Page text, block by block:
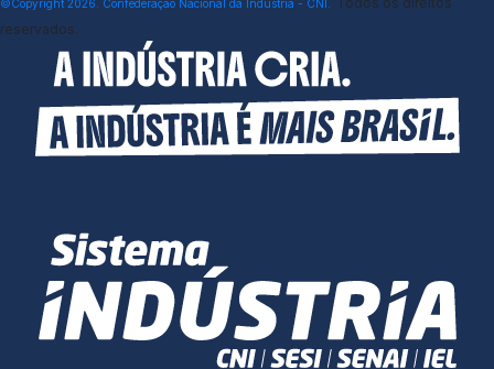
identificação de oportunidades para reduzir
desperdícios e aumentar a eficiência no uso
de materiais e energia
responsabilidade ambiental e inovação.
©Copyright 2026. Confederação Nacional da Indústria - CNI.
reservados.